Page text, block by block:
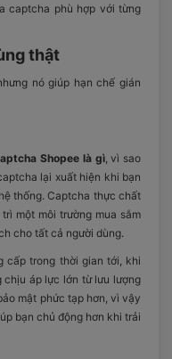
captcha phù hợp với từng
thật
nó giúp hạn chế gián
Shopee là gì, vì sao
lại xuất hiện khi bạn
thống. Captcha thực chất
một môi trường mua sắm
cho tất cả người dùng.
cấp trong thời gian tới, khi
chịu áp lực lớn từ lưu lượng
mật phức tạp hơn, vì vậy
bạn chủ động hơn khi trải